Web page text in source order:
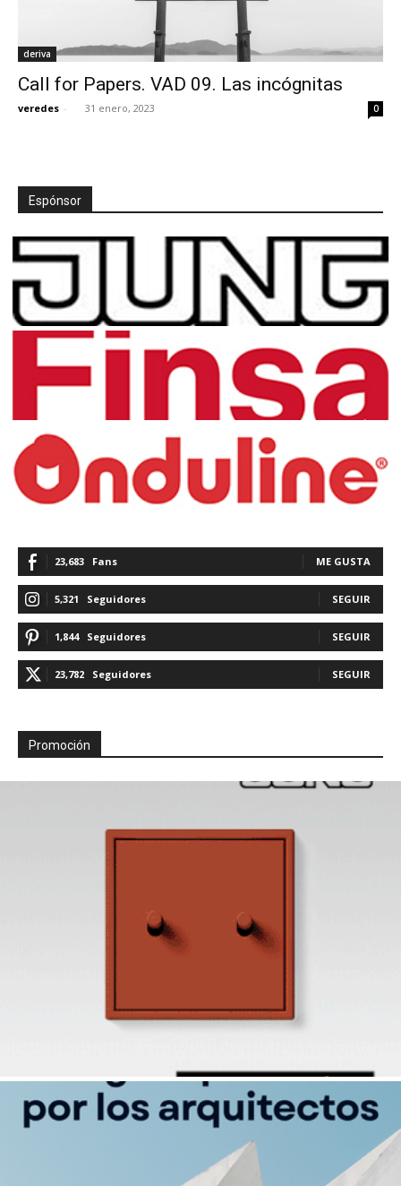
deriva
Call for Papers. VAD 09. Las incógnitas
veredes - 31 enero, 2023 0
Espónsor
23,683 Fans ME GUSTA
5,321 Seguidores SEGUIR
1,844 Seguidores SEGUIR
23,782 Seguidores SEGUIR
Promoción